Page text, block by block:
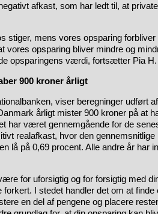
afkast, som har ledt til, at
stiger, mens vores opsparing
vores opsparing bliver mindre og
opsparingens værdi, fortsætter Pia
900 kroner årligt
viser beregninger udført
årligt mister 900 kroner på at
har været gennemgående for de
realafkast, hvor den gennemsnitlige
lå på 0,69 procent. Alle andre år har
for uforsigtig og for forsigtig med
I stedet handler det om at finde
en del af pengene og placere